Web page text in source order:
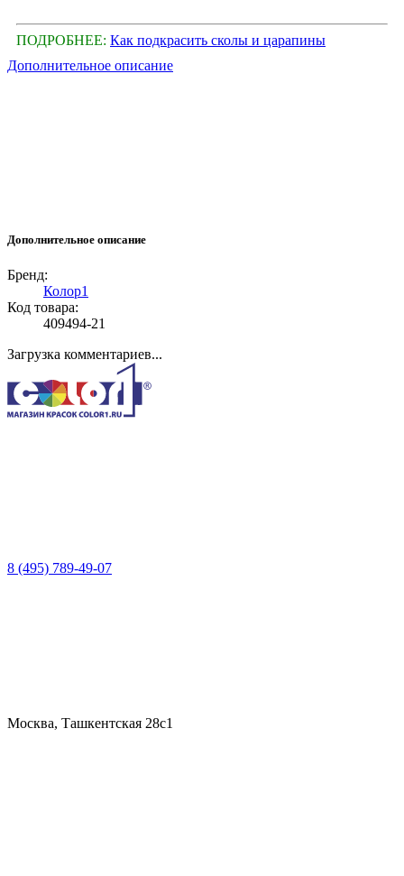
ПОДРОБНЕЕ: Как подкрасить сколы и царапины
Дополнительное описание
Дополнительное описание
Бренд:
Колор1
Код товара:
409494-21
Загрузка комментариев...
8 (495) 789-49-07
Москва, Ташкентская 28с1